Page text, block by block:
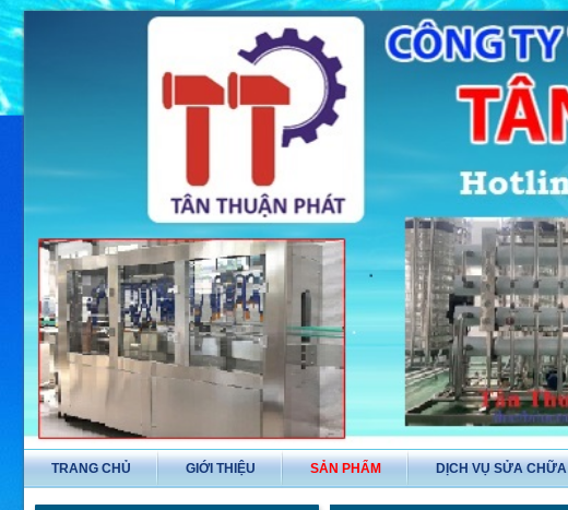
TRANG CHỦ GIỚI THIỆU SẢN PHẨM DỊCH VỤ SỬA CHỮA